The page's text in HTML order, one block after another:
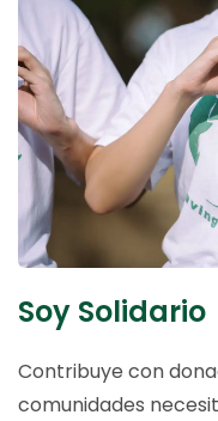
Soy Solidario
Contribuye con
comunidades